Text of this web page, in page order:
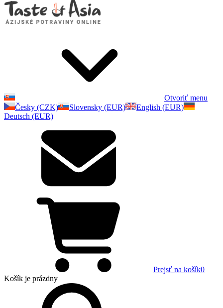
Otvoriť menu
Česky (CZK)
Slovensky (EUR)
English (EUR)
Deutsch (EUR)
Prejsť na košík0
Košík je prázdny